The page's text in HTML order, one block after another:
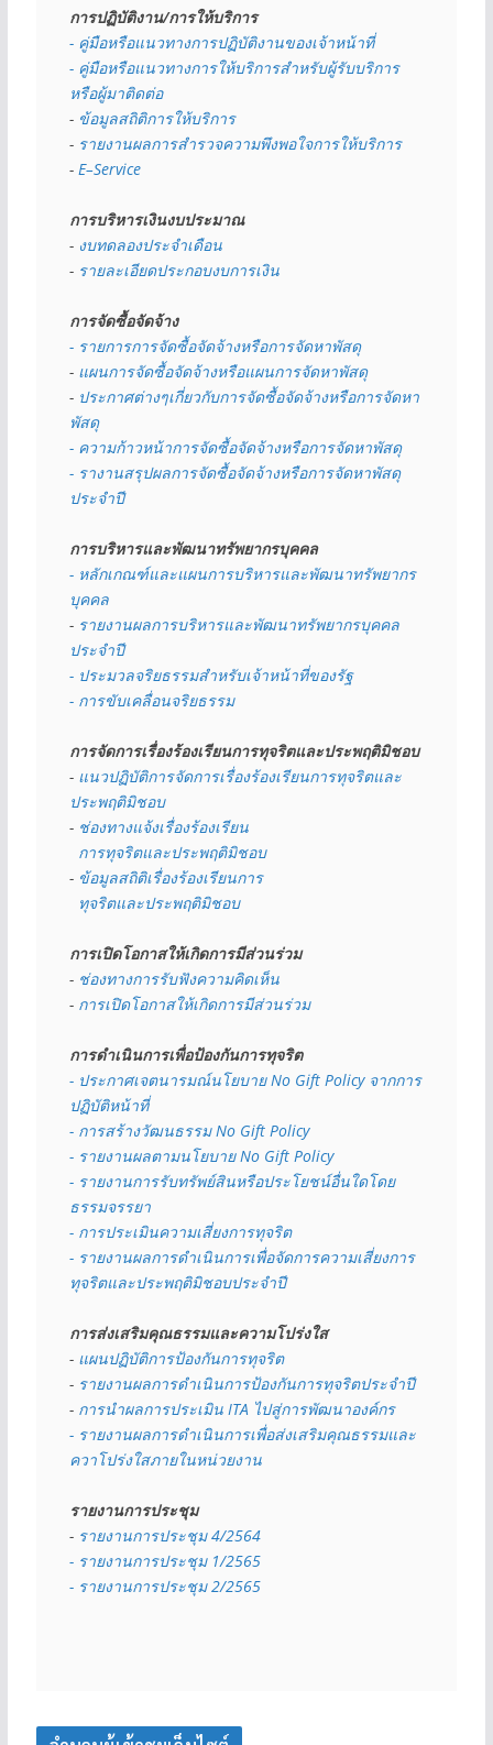
การปฏิบัติงาน/การให้บริการ
- คู่มือหรือแนวทางการปฏิบัติงานของเจ้าหน้าที่
- คู่มือหรือแนวทางการให้บริการสำหรับผู้รับบริการ
หรือผู้มาติดต่อ
- ข้อมูลสถิติการให้บริการ
- รายงานผลการสำรวจความพึงพอใจการให้บริการ
- E–Service
การบริหารเงินงบประมาณ
- งบทดลองประจำเดือน
- รายละเอียดประกอบงบการเงิน
การจัดซื้อจัดจ้าง
- รายการการจัดซื้อจัดจ้างหรือการจัดหาพัสดุ
- แผนการจัดซื้อจัดจ้างหรือแผนการจัดหาพัสดุ
- ประกาศต่างๆเกี่ยวกับการจัดซื้อจัดจ้างหรือการจัดหา
พัสดุ
- ความก้าวหน้าการจัดซื้อจัดจ้างหรือการจัดหาพัสดุ
- รางานสรุปผลการจัดซื้อจัดจ้างหรือการจัดหาพัสดุ
ประจำปี
การบริหารและพัฒนาทรัพยากรบุคคล
- หลักเกณฑ์และแผนการบริหารและพัฒนาทรัพยากร
บุคคล
- รายงานผลการบริหารและพัฒนาทรัพยากรบุคคล
ประจำปี
- ประมวลจริยธรรมสำหรับเจ้าหน้าที่ของรัฐ
- การขับเคลื่อนจริยธรรม
การจัดการเรื่องร้องเรียนการทุจริตและประพฤติมิชอบ
- แนวปฏิบัติการจัดการเรื่องร้องเรียนการทุจริตและ
ประพฤติมิชอบ
- ช่องทางแจ้งเรื่องร้องเรียน
  การทุจริตและประพฤติมิชอบ
- ข้อมูลสถิติเรื่องร้องเรียนการ
  ทุจริตและประพฤติมิชอบ
การเปิดโอกาสให้เกิดการมีส่วนร่วม
- ช่องทางการรับฟังความคิดเห็น
- การเปิดโอกาสให้เกิดการมีส่วนร่วม
การดำเนินการเพื่อป้องกันการทุจริต
- ประกาศเจตนารมณ์นโยบาย No Gift Policy จากการ
ปฏิบัติหน้าที่
- การสร้างวัฒนธรรม No Gift Policy
- รายงานผลตามนโยบาย No Gift Policy
- รายงานการรับทรัพย์สินหรือประโยชน์อื่นใดโดย
ธรรมจรรยา
- การประเมินความเสี่ยงการทุจริต
- รายงานผลการดำเนินการเพื่อจัดการความเสี่ยงการ
ทุจริตและประพฤติมิชอบประจำปี
การส่งเสริมคุณธรรมและความโปร่งใส
- แผนปฏิบัติการป้องกันการทุจริต
- รายงานผลการดำเนินการป้องกันการทุจริตประจำปี
- การนำผลการประเมิน ITA ไปสู่การพัฒนาองค์กร
- รายงานผลการดำเนินการเพื่อส่งเสริมคุณธรรมและ
ควาโปร่งใสภายในหน่วยงาน
รายงานการประชุม
- รายงานการประชุม 4/2564
- รายงานการประชุม 1/2565
- รายงานการประชุม 2/2565